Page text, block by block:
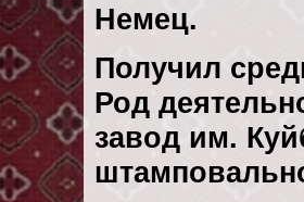
Немец.
Получил
Род
завод им.